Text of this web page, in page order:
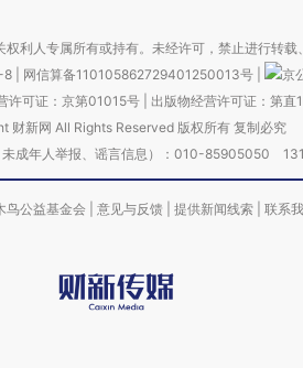
利人专属所有或持有。未经许可，禁止进行转载
8 网信算备110105862729401250013号
京
许可证：京第01015号| 出版物经营许可证：第直
财新网 All Rights Reserved 版权所有 复制必究
未成年人举报、谣言信息）：010-85905050
鸟公益基金会 意见与反馈 提供新闻线索 联系